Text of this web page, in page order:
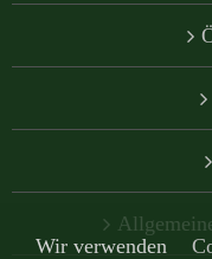
Wir verwenden